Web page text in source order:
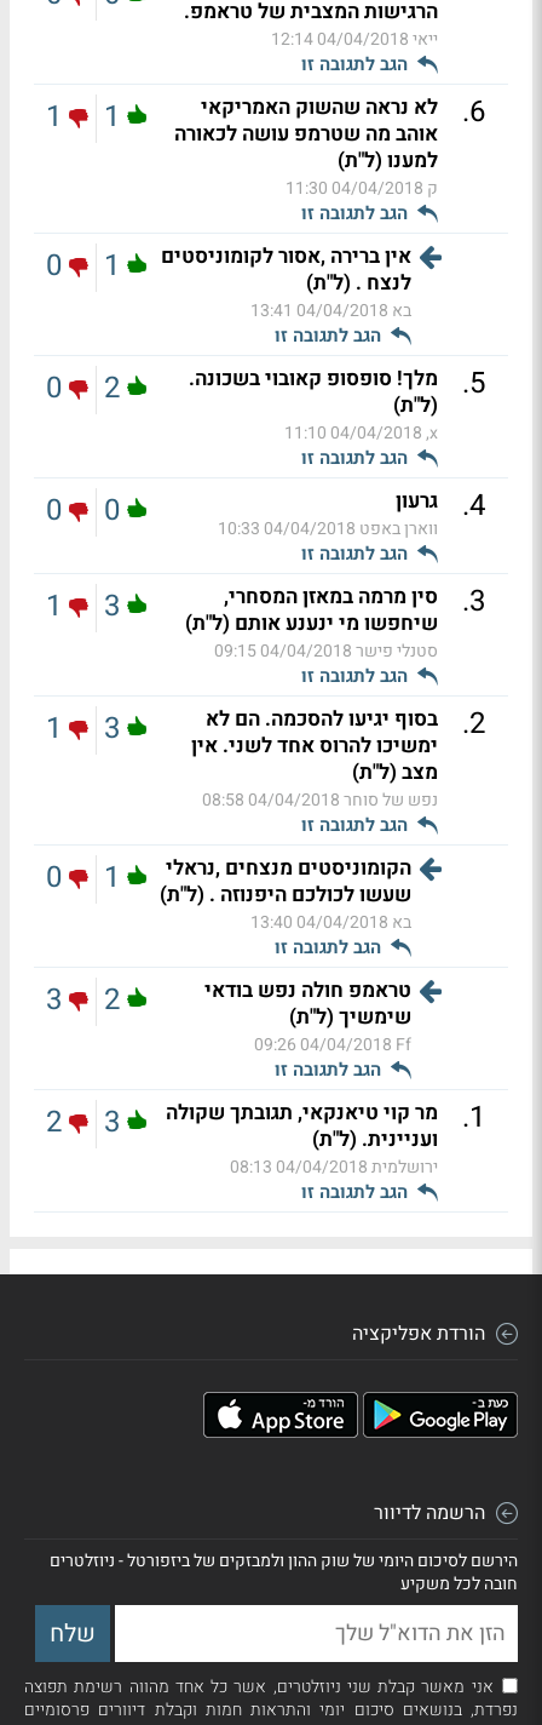
הרגישות המצבית של טראמפ.
ייאי04/04/2018 12:14
הגב לתגובה זו
6
.
לא נראה שהשוק האמריקאי
אוהב מה שטרמפ עושה לכאורה
למענו (ל"ת)
ק 04/04/2018 11:30
הגב לתגובה זו
1
1
אין ברירה ,אסור לקומוניסטים
לנצח . (ל"ת)
בא 04/04/2018 13:41
הגב לתגובה זו
1
0
5
.
מלך! סופסופ קאובוי בשכונה.
(ל"ת)
x,
04/04/2018 11:10
הגב לתגובה זו
2
0
4
. גרעון
ווארן באפט 04/04/2018 10:33
הגב לתגובה זו
0
0
3
.
סין מרמה במאזן המסחרי,
שיחפשו מי ינענע אותם (ל"ת)
סטנלי פישר04/04/2018 09:15
הגב לתגובה זו
3
1
2
.
בסוף יגיעו להסכמה. הם לא
ימשיכו להרוס אחד לשני. אין
מצב (ל"ת)
נפש של סוחר04/04/2018 08:58
הגב לתגובה זו
3
1
הקומוניסטים מנצחים ,נראלי
שעשו לכולכם היפנוזה . (ל"ת)
בא 04/04/2018 13:40
הגב לתגובה זו
1
0
טראמפ חולה נפש בודאי
שימשיך (ל"ת)
Ff
04/04/2018 09:26
הגב לתגובה זו
2
3
1
.
מר קוי טיאנקאי, תגובתך שקולה
ועניינית. (ל"ת)
ירושלמית04/04/2018 08:13
הגב לתגובה זו
3
2
הורדת אפליקציה
הרשמה לדיוור
הירשם לסיכום היומי של שוק ההון ולמבזקים של ביזפורטל - ניוזלטרים
חובה לכל משקיע
אני מאשר קבלת שני ניוזלטרים, אשר כל אחד מהווה רשימת תפוצה
נפרדת, בנושאים סיכום יומי והתראות חמות וקבלת דיוורים פרסומיים